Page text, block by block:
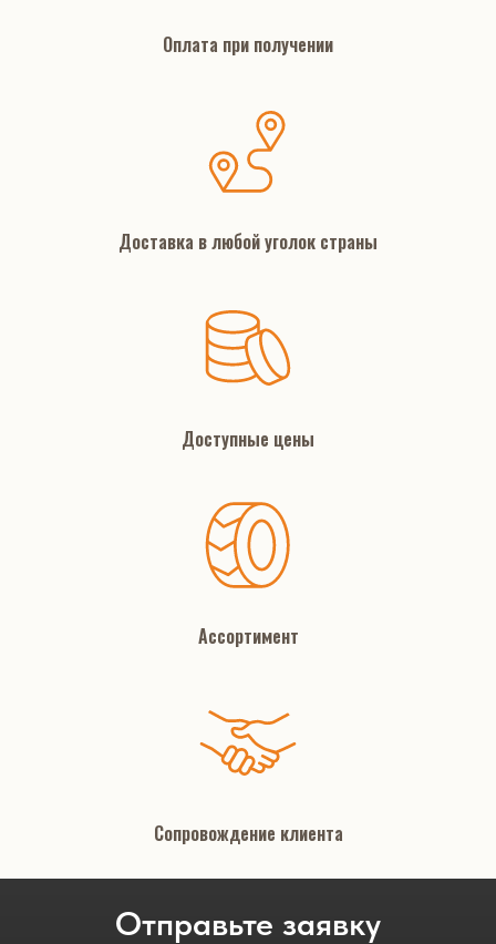
Оплата при получении
Доставка в любой уголок страны
Доступные цены
Ассортимент
Сопровождение клиента
Отправьте заявку